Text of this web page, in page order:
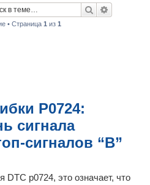
Поиск
• Страница 1 из 1
P0724:
сигнала
сигналов “B”
DTC p0724, это означает, что